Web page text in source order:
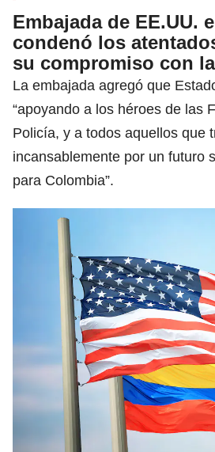
Embajada de EE.UU.
condenó los
su compromiso con
La embajada agregó que
“apoyando a los héroes de las
Policía, y a todos aquellos que
incansablemente por un futuro
para Colombia”.